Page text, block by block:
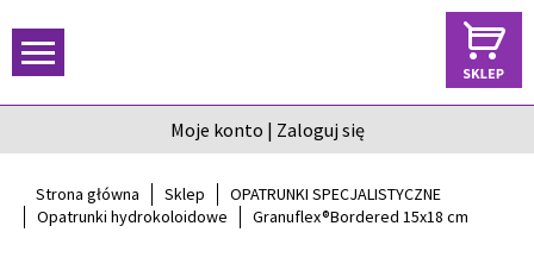
Moje konto | Zaloguj się
Strona główna Sklep
OPATRUNKI SPECJALISTYCZNE
Opatrunki hydrokoloidowe
Granuflex®Bordered 15x18 cm